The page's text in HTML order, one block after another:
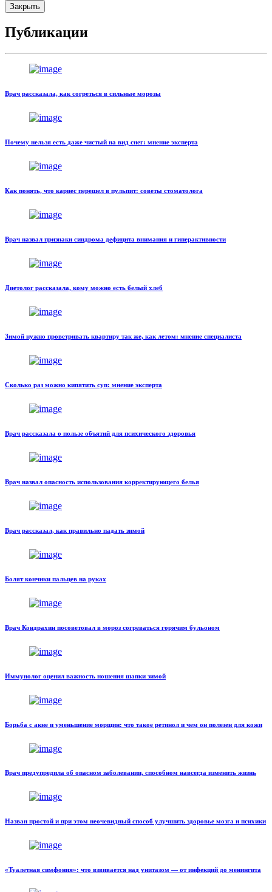
Закрыть
Публикации
Врач рассказала, как согреться в сильные морозы
Почему нельзя есть даже чистый на вид снег: мнение эксперта
Как понять, что кариес перешел в пульпит: советы стоматолога
Врач назвал признаки синдрома дефицита внимания и гиперактивности
Диетолог рассказала, кому можно есть белый хлеб
Зимой нужно проветривать квартиру так же, как летом: мнение специалиста
Сколько раз можно кипятить суп: мнение эксперта
Врач рассказала о пользе объятий для психического здоровья
Врач назвал опасность использования корректирующего белья
Врач рассказал, как правильно падать зимой
Болят кончики пальцев на руках
Врач Кондрахин посоветовал в мороз согреваться горячим бульоном
Иммунолог оценил важность ношения шапки зимой
Борьба с акне и уменьшение морщин: что такое ретинол и чем он полезен для кожи
Врач предупредила об опасном заболевании, способном навсегда изменить жизнь
Назван простой и при этом неочевидный способ улучшить здоровье мозга и психики
«Туалетная симфония»: что взвивается над унитазом — от инфекций до менингита